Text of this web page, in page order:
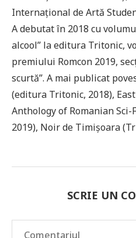
Internațional de Artă
A debutat în 2018 cu
alcool” la editura Tritonic,
premiului Romcon 2019,
scurtă”. A mai publicat
(editura Tritonic, 2018),
Anthology of Romanian
2019), Noir de Timișoara
SCRIE UN